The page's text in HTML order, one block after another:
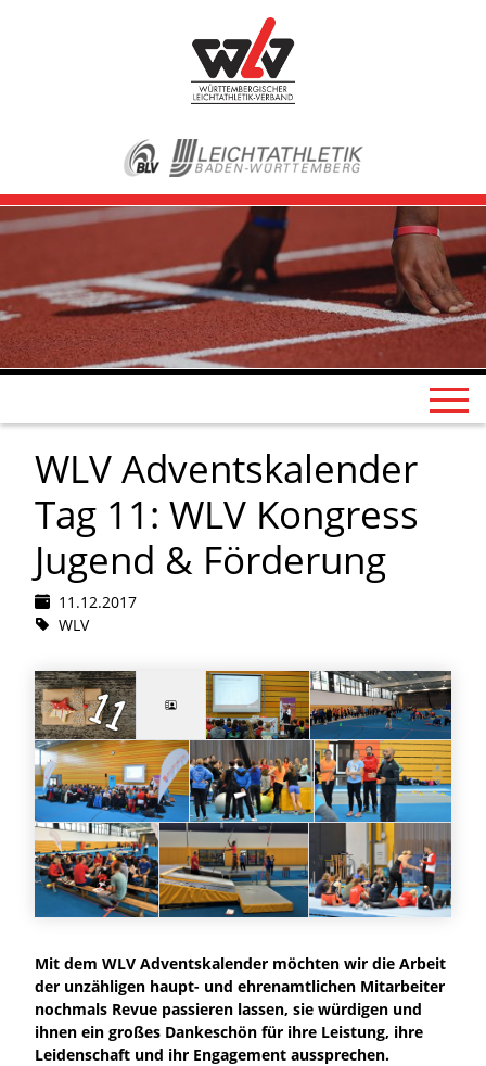
WLV Adventskalender
Tag 11: WLV Kongress
Jugend & Förderung
11.12.2017
WLV
Mit dem WLV Adventskalender möchten wir die Arbeit
der unzähligen haupt- und ehrenamtlichen Mitarbeiter
nochmals Revue passieren lassen, sie würdigen und
ihnen ein großes Dankeschön für ihre Leistung, ihre
Leidenschaft und ihr Engagement aussprechen.